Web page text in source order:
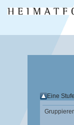
Eine